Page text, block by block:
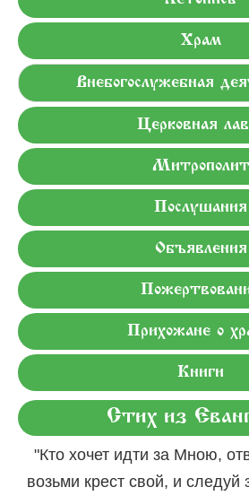
Храм
Внебогослужебная
Церковная
Митрополит
Послушания
Объявления
Прихожане о
Книги
Стих из
"Кто хочет идти за Мною,
возьми крест свой, и